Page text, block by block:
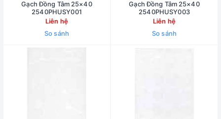
Gạch Đồng Tâm 25×40
2540PHUSY001
Liên hệ
So sánh
Gạch Đồng Tâm 25×40
2540PHUSY003
Liên hệ
So sánh